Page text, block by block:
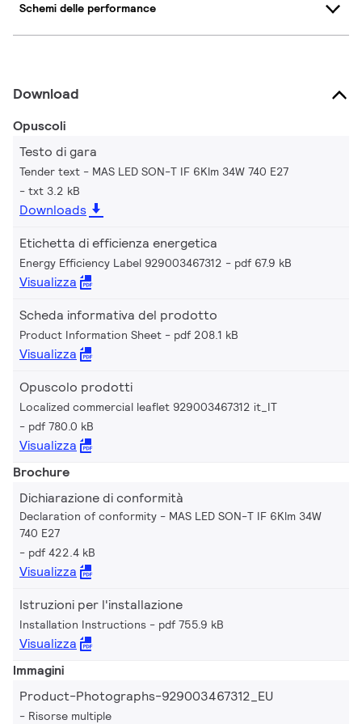
Schemi delle performance
Download
Opuscoli
Testo di gara
Tender text - MAS LED SON-T IF 6Klm 34W 740 E27
txt 3.2 kB
Downloads
Etichetta di efficienza energetica
Energy Efficiency Label 929003467312 pdf 67.9 kB
Visualizza
Scheda informativa del prodotto
Product Information Sheet pdf 208.1 kB
Visualizza
Opuscolo prodotti
Localized commercial leaflet 929003467312 it_IT
pdf 780.0 kB
Visualizza
Brochure
Dichiarazione di conformità
Declaration of conformity - MAS LED SON-T IF 6Klm 34W
740 E27
pdf 422.4 kB
Visualizza
Istruzioni per l'installazione
Installation Instructions pdf 755.9 kB
Visualizza
Immagini
Product-Photographs-929003467312_EU
Risorse multiple